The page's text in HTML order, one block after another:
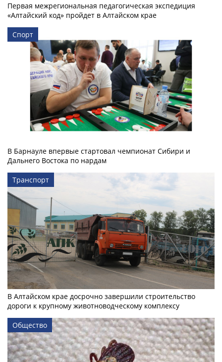
Первая межрегиональная педагогическая экспедиция
«Алтайский код» пройдет в Алтайском крае
Спорт
В Барнауле впервые стартовал чемпионат Сибири и
Дальнего Востока по нардам
Транспорт
В Алтайском крае досрочно завершили строительство
дороги к крупному животноводческому комплексу
Общество